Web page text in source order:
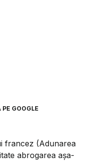
PE GOOGLE
francez (Adunarea
abrogarea așa-